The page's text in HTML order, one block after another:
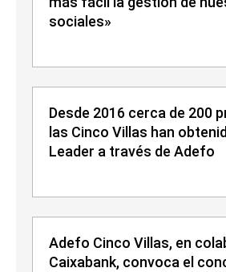
sociales»
Desde 2016 cerca de 200
las Cinco Villas han
Leader a través de Adefo
Adefo Cinco Villas, en
Caixabank, convoca el